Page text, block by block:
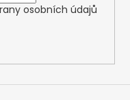
osobních údajů